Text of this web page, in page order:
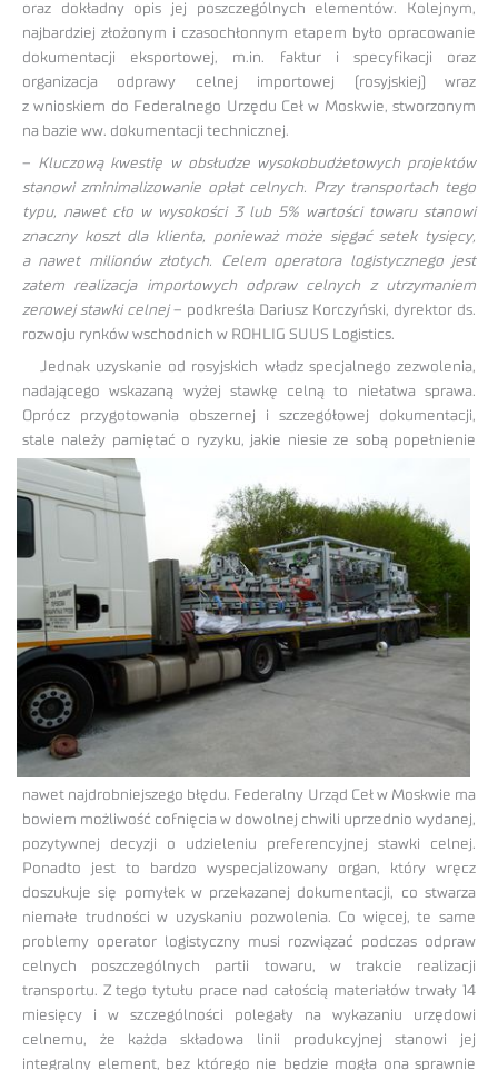
oraz dokładny opis jej poszczególnych elementów. Kolejnym,
najbardziej złożonym i czasochłonnym etapem było opracowanie
dokumentacji eksportowej, m.in. faktur i specyfikacji oraz
organizacja odprawy celnej importowej (rosyjskiej) wraz
z wnioskiem do Federalnego Urzędu Ceł w Moskwie, stworzonym
na bazie ww. dokumentacji technicznej.
– Kluczową kwestię w obsłudze wysokobudżetowych projektów
stanowi zminimalizowanie opłat celnych. Przy transportach tego
typu, nawet cło w wysokości 3 lub 5% wartości towaru stanowi
znaczny koszt dla klienta, ponieważ może sięgać setek tysięcy,
a nawet milionów złotych. Celem operatora logistycznego jest
zatem realizacja importowych odpraw celnych z utrzymaniem
zerowej stawki celnej– podkreśla Dariusz Korczyński, dyrektor ds.
rozwoju rynków wschodnich w ROHLIG SUUS Logistics.
Jednak uzyskanie od rosyjskich władz specjalnego zezwolenia,
nadającego wskazaną wyżej stawkę celną to niełatwa sprawa.
Oprócz przygotowania obszernej i szczegółowej dokumentacji,
stale należy pamiętać o ryzyku, jakie niesie ze sobą popełnienie
nawet najdrobniejszego błędu. Federalny Urząd Ceł w Moskwie ma
bowiem możliwość cofnięcia w dowolnej chwili uprzednio wydanej,
pozytywnej decyzji o udzieleniu preferencyjnej stawki celnej.
Ponadto jest to bardzo wyspecjalizowany organ, który wręcz
doszukuje się pomyłek w przekazanej dokumentacji, co stwarza
niemałe trudności w uzyskaniu pozwolenia. Co więcej, te same
problemy operator logistyczny musi rozwiązać podczas odpraw
celnych poszczególnych partii towaru, w trakcie realizacji
transportu. Z tego tytułu prace nad całością materiałów trwały 14
miesięcy i w szczególności polegały na wykazaniu urzędowi
celnemu, że każda składowa linii produkcyjnej stanowi jej
integralny element, bez którego nie będzie mogła ona sprawnie